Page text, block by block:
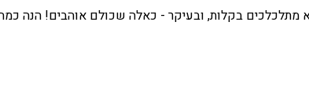
בקלות, ובעיקר - כאלה שכולם אוהבים! הנה כמה